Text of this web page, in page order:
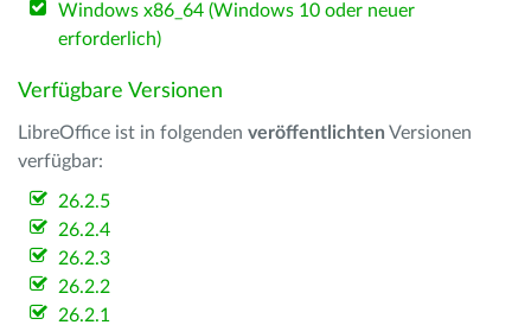
Windows x86_64 (Windows 10 oder neuer
erforderlich)
Verfügbare Versionen
LibreOffice ist in folgenden veröffentlichten Versionen
verfügbar:
26.2.5
26.2.4
26.2.3
26.2.2
26.2.1